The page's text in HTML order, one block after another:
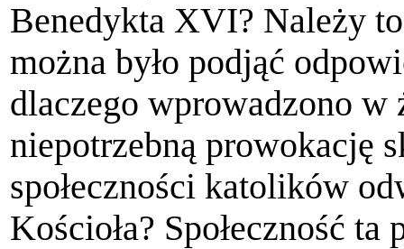
Benedykta XVI? Należy
można było podjąć
dlaczego wprowadzono w
niepotrzebną prowokację
społeczności katolików
Kościoła? Społeczność